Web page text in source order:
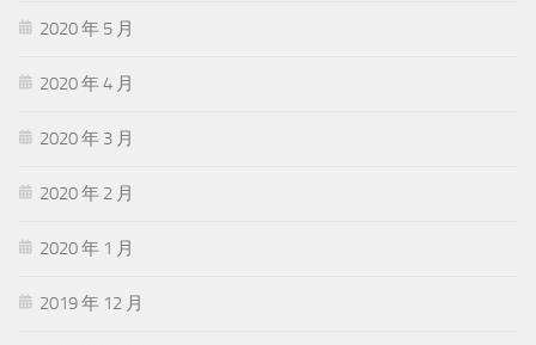
2020 年 5 月
2020 年 4 月
2020 年 3 月
2020 年 2 月
2020 年 1 月
2019 年 12 月